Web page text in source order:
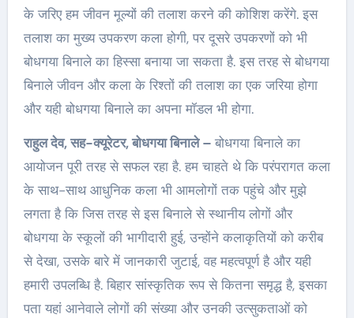
के जरिए हम जीवन मूल्यों की तलाश करने की कोशिश करेंगे. इस
तलाश का मुख्य उपकरण कला होगी, पर दूसरे उपकरणों को भी
बोधगया बिनाले का हिस्सा बनाया जा सकता है. इस तरह से बोधगया
बिनाले जीवन और कला के रिश्तों की तलाश का एक जरिया होगा
और यही बोधगया बिनाले का अपना मॉडल भी होगा.
राहुल देव, सह-क्यूरेटर, बोधगया बिनाले – बोधगया बिनाले का
आयोजन पूरी तरह से सफल रहा है. हम चाहते थे कि परंपरागत कला
के साथ-साथ आधुनिक कला भी आमलोगों तक पहुंचे और मुझे
लगता है कि जिस तरह से इस बिनाले से स्थानीय लोगों और
बोधगया के स्कूलों की भागीदारी हुई, उन्होंने कलाकृतियों को करीब
से देखा, उसके बारे में जानकारी जुटाई, वह महत्वपूर्ण है और यही
हमारी उपलब्धि है. बिहार सांस्कृतिक रूप से कितना समृद्ध है, इसका
पता यहां आनेवाले लोगों की संख्या और उनकी उत्सुकताओं को